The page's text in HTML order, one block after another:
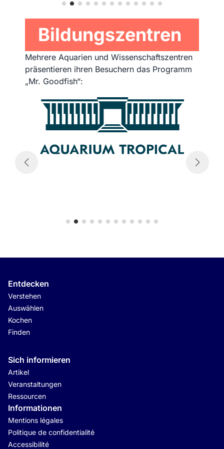
Bildungszentren
Mehrere Aquarien und Wissenschaftszentren
präsentieren ihren Besuchern das Programm
„Mr. Goodfish“:
Entdecken
Verstehen
Auswählen
Kochen
Finden
Sich informieren
Artikel
Veranstaltungen
Ressourcen
Informationen
Mentions légales
Politique de confidentialité
Accessibilité